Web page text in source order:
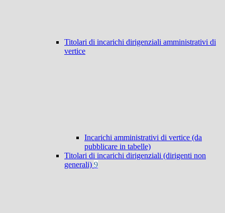
Titolari di incarichi dirigenziali amministrativi di
vertice
Incarichi amministrativi di vertice (da
pubblicare in tabelle)
Titolari di incarichi dirigenziali (dirigenti non
generali) 9